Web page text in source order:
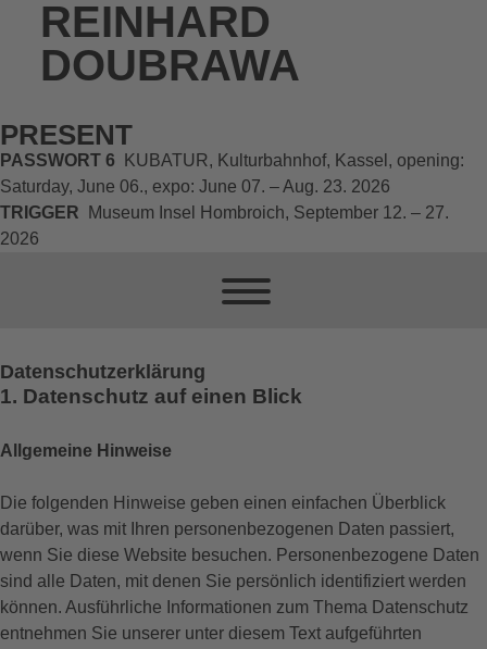
REINHARD
DOUBRAWA
PRESENT
PASSWORT 6
KUBATUR, Kulturbahnhof, Kassel, opening:
Saturday, June 06., expo: June 07. – Aug. 23. 2026
TRIGGER
Museum Insel Hombroich, September 12. – 27.
2026
Datenschutzerklärung
1. Datenschutz auf einen Blick
Allgemeine Hinweise
Die folgenden Hinweise geben einen einfachen Überblick
darüber, was mit Ihren personenbezogenen Daten passiert,
wenn Sie diese Website besuchen. Personenbezogene Daten
sind alle Daten, mit denen Sie persönlich identifiziert werden
können. Ausführliche Informationen zum Thema Datenschutz
entnehmen Sie unserer unter diesem Text aufgeführten